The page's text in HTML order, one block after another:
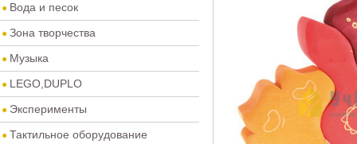
Вода и песок
Зона творчества
Музыка
LEGO,DUPLO
Эксперименты
Тактильное оборудование